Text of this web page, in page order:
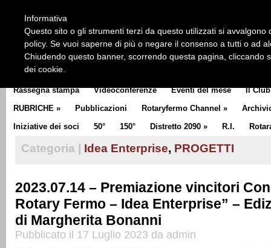
CLUB COMMUNICATOR
Rassegna stampa Videoconferenze Eventi del mese Il Club
RUBRICHE » Pubblicazioni Rotaryfermo Channel »
Iniziative dei soci
50° 150° Distretto 2090 » R.I.
Categoria | Idea Enterprise, PROGETTI
2023.07.14 – Premiazione vincitori
Rotary Fermo – Idea Enterprise” –
di Margherita Bonanni
Pubblicato il 17 Luglio 2023 da admin
Informativa
Questo sito o gli strumenti terzi da questo utilizzati si
policy. Se vuoi saperne di più o negare il consenso a tutti o ad
Chiudendo questo banner, scorrendo questa pagina, cliccando
dei cookie.